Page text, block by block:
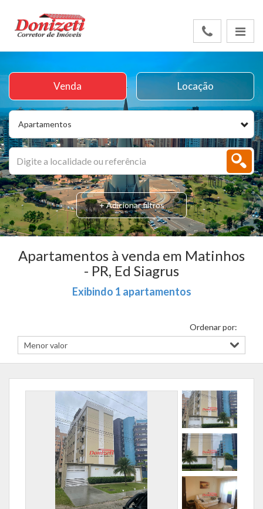
Apartamentos
Venda Locação
+ Adicionar filtros
Apartamentos à venda em Matinhos
- PR, Ed Siagrus
Exibindo 1 apartamentos
Ordenar por: